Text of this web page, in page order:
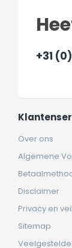
+31
Over ons
Algemene
Disclaimer
Privacy en
Sitemap